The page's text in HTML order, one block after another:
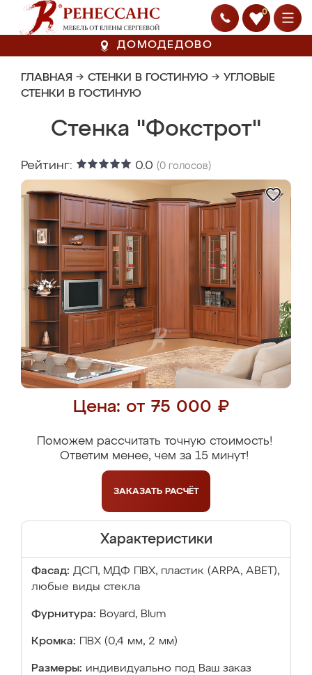
0
ДОМОДЕДОВО
ГЛАВНАЯ → СТЕНКИ В ГОСТИНУЮ → УГЛОВЫЕ
СТЕНКИ В ГОСТИНУЮ
Стенка "Фокстрот"
Рейтинг: 0.0 (0 голосов)
Цена: от 75 000 ₽
Поможем рассчитать точную стоимость!
Ответим менее, чем за 15 минут!
ЗАКАЗАТЬ РАСЧЁТ
Характеристики
Фасад: ДСП, МДФ ПВХ, пластик (ARPA, ABET),
любые виды стекла
Фурнитура: Boyard, Blum
Кромка: ПВХ (0,4 мм, 2 мм)
Размеры: индивидуально под Ваш заказ